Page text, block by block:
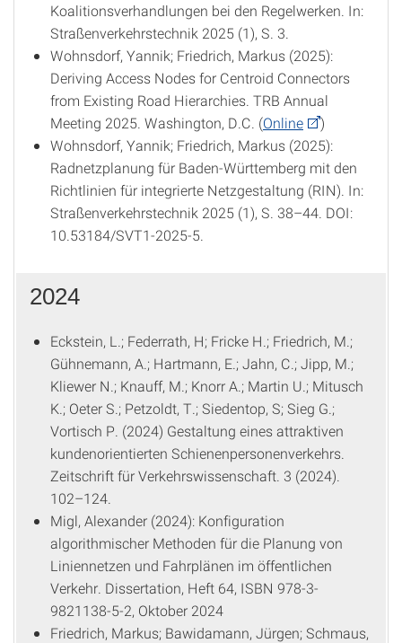
Koalitionsverhandlungen bei den Regelwerken. In:
Straßenverkehrstechnik 2025 (1), S. 3.
Wohnsdorf, Yannik; Friedrich, Markus (2025):
Deriving Access Nodes for Centroid Connectors
from Existing Road Hierarchies. TRB Annual
Meeting 2025. Washington, D.C. (Online
)
Wohnsdorf, Yannik; Friedrich, Markus (2025):
Radnetzplanung für Baden-Württemberg mit den
Richtlinien für integrierte Netzgestaltung (RIN). In:
Straßenverkehrstechnik 2025 (1), S. 38–44. DOI:
10.53184/SVT1-2025-5.
2024
Eckstein, L.; Federrath, H; Fricke H.; Friedrich, M.;
Gühnemann, A.; Hartmann, E.; Jahn, C.; Jipp, M.;
Kliewer N.; Knauff, M.; Knorr A.; Martin U.; Mitusch
K.; Oeter S.; Petzoldt, T.; Siedentop, S; Sieg G.;
Vortisch P. (2024) Gestaltung eines attraktiven
kundenorientierten Schienenpersonenverkehrs.
Zeitschrift für Verkehrswissenschaft. 3 (2024).
102–124.
Migl, Alexander (2024): Konfiguration
algorithmischer Methoden für die Planung von
Liniennetzen und Fahrplänen im öffentlichen
Verkehr. Dissertation, Heft 64, ISBN 978-3-
9821138-5-2, Oktober 2024
Friedrich, Markus; Bawidamann, Jürgen; Schmaus,